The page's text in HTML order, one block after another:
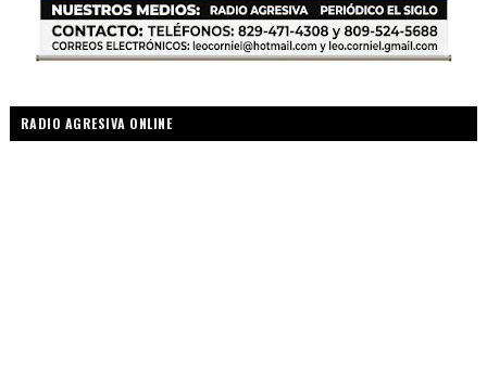
RADIO AGRESIVA ONLINE